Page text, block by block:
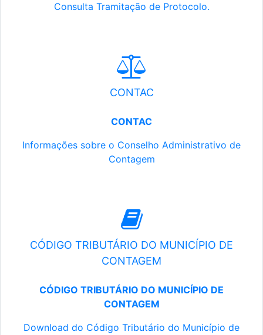
Consulta Tramitação de Protocolo.
CONTAC
CONTAC
Informações sobre o Conselho Administrativo de
Contagem
CÓDIGO TRIBUTÁRIO DO MUNICÍPIO DE
CONTAGEM
CÓDIGO TRIBUTÁRIO DO MUNICÍPIO DE
CONTAGEM
Download do Código Tributário do Município de